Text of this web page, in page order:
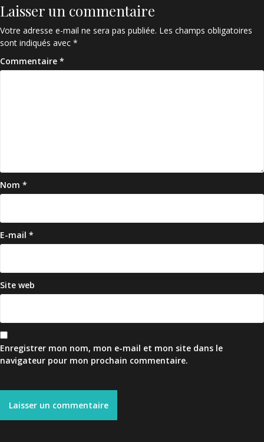
Laisser un commentaire
Votre adresse e-mail ne sera pas publiée. Les champs obligatoires
sont indiqués avec *
Commentaire *
Nom *
E-mail *
Site web
Enregistrer mon nom, mon e-mail et mon site dans le
navigateur pour mon prochain commentaire.